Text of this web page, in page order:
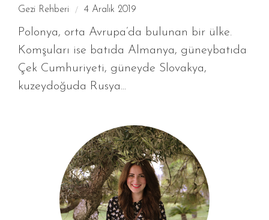
Gezi Rehberi 4 Aralık 2019
Polonya, orta Avrupa’da bulunan bir ülke.
Komşuları ise batıda Almanya, güneybatıda
Çek Cumhuriyeti, güneyde Slovakya,
kuzeydoğuda Rusya...